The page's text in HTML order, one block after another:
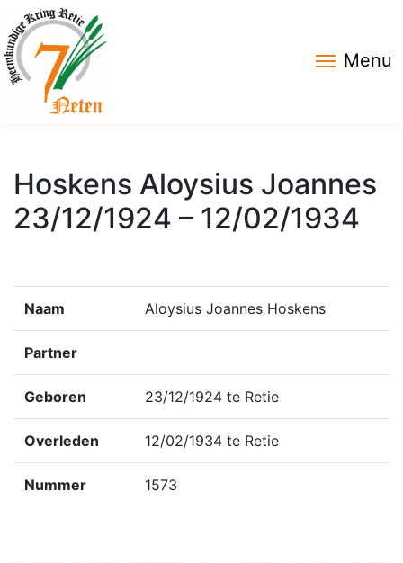
Menu
Hoskens Aloysius Joannes
23/12/1924 – 12/02/1934
Naam Aloysius Joannes Hoskens
Partner
Geboren 23/12/1924 te Retie
Overleden 12/02/1934 te Retie
Nummer 1573